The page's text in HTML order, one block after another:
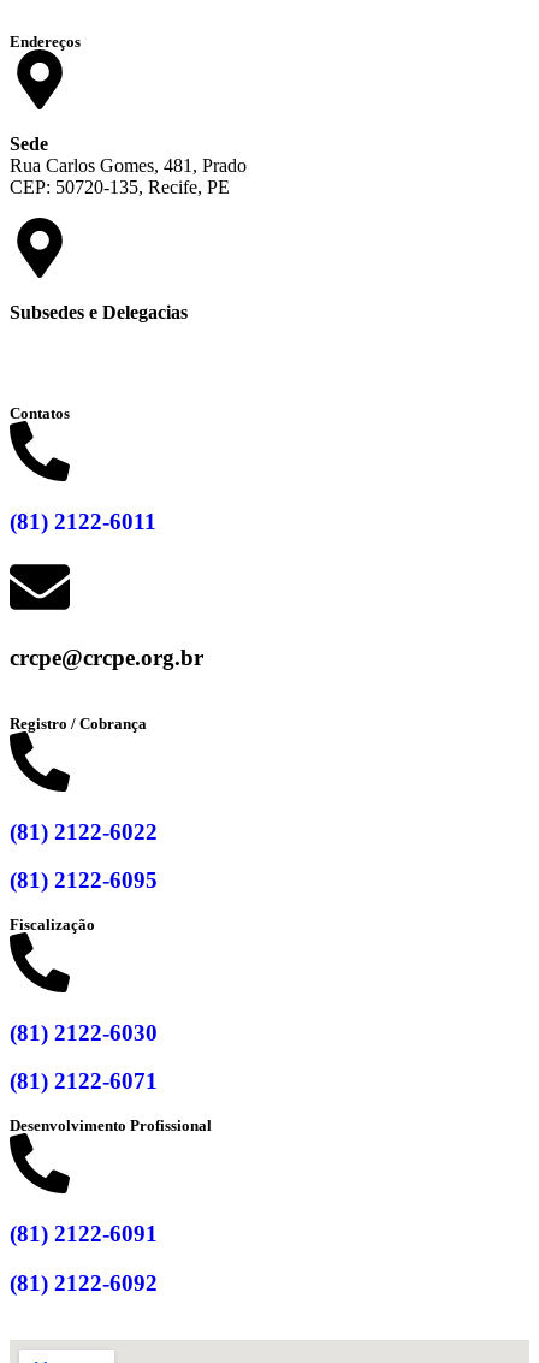
Endereços
Sede
Rua Carlos Gomes, 481, Prado
CEP: 50720-135, Recife, PE
Subsedes e Delegacias
Contatos
(81) 2122-6011
crcpe@crcpe.org.br
Registro / Cobrança
(81) 2122-6022
(81) 2122-6095
Fiscalização
(81) 2122-6030
(81) 2122-6071
Desenvolvimento Profissional
(81) 2122-6091
(81) 2122-6092